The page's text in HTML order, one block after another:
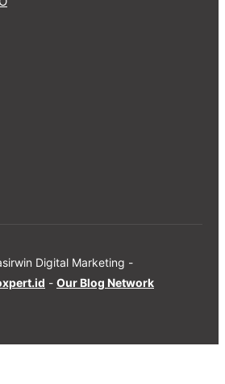
Digital Marketing -
- Our Blog Network